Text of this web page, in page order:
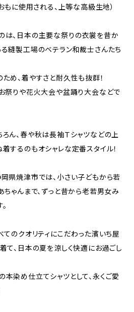
おもに使用される、上等な高級生地）
は、日本の主要な祭りの衣裳を昔か
縫製工場のベテラン和裁士さんたち
め、着やすさと耐久性も抜群！
祭りや花火大会や盆踊り大会などで
ん、春や秋は長袖Ｔシャツなどの上
するのもオシャレな定番スタイル！
県焼津市では、小さい子どもから若
ちゃんまで、ずっと昔から老若男女み
てのクオリティにこだわった濱いち屋
て、日本の夏を涼しく快適にお過ごし
染め仕立てシャツとして、永くご愛